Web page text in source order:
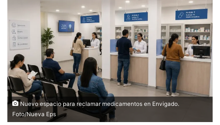
Nuevo espacio para reclamar medicamentos en Envigado.
Foto/Nueva Eps